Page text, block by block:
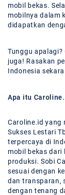
mobil bekas.
mobilnya dalam
didapatkan
Tunggu
juga! Rasakan
Indonesia
Apa itu
Caroline.id yang
Sukses Lestari
terpercaya di
mobil bekas dari
produksi. Sobi
sesuai dengan
dan transparan,
dengan tenang